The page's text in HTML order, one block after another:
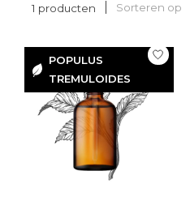
1 producten Sorteren op
POPULUS
TREMULOIDES
POPULUS